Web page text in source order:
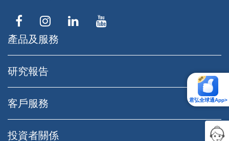
君弘全球通App>
產品及服務
研究報告
客戶服務
投資者關係